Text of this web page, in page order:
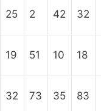
25 2 42 32
19 51 10 18
32 73 35 83